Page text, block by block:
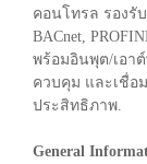
คอนโทรล รองรั
BACnet,
พร้อมอินพุต/เอา
ควบคุม และเชื่อ
ประสิทธิภาพ.
General